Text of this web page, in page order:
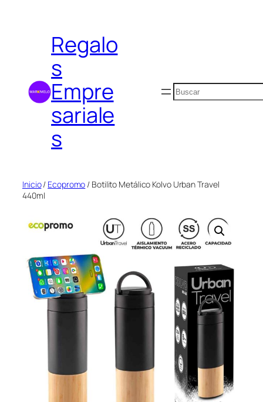
contenidoRegalo
s
Empre
sariale
s
Buscar
Inicio/ Ecopromo / Botilito Metálico Kolvo Urban Travel
440ml